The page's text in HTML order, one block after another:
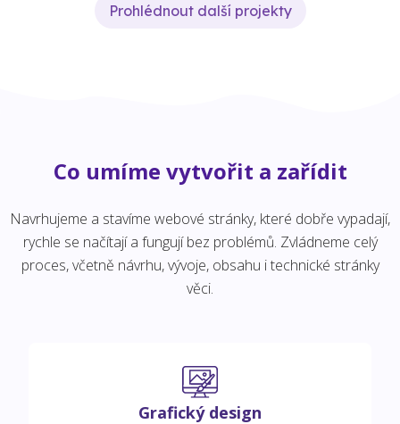
Prohlédnout další projekty
Co umíme vytvořit a zařídit
Navrhujeme a stavíme webové stránky, které dobře vypadají,
rychle se načítají a fungují bez problémů. Zvládneme celý
proces, včetně návrhu, vývoje, obsahu i technické stránky
věci.
Grafický design